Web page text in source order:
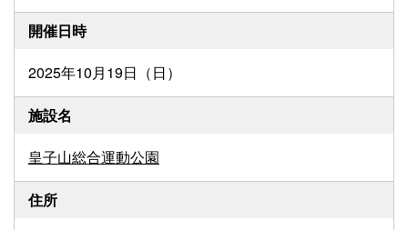
開催日時
2025年10月19日（日）
施設名
皇子山総合運動公園
住所